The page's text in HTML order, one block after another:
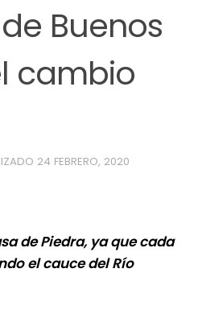
Buenos
cambio
24 FEBRERO, 2020
de Piedra, ya que cada
el cauce del Río